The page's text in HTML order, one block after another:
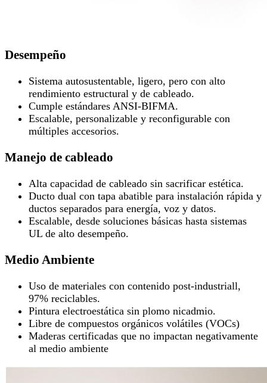
Desempeño
Sistema autosustentable, ligero, pero con alto
rendimiento estructural y de cableado.
Cumple estándares ANSI-BIFMA.
Escalable, personalizable y reconfigurable con
múltiples accesorios.
Manejo de cableado
Alta capacidad de cableado sin sacrificar estética.
Ducto dual con tapa abatible para instalación rápida y
ductos separados para energía, voz y datos.
Escalable, desde soluciones básicas hasta sistemas
UL de alto desempeño.
Medio Ambiente
Uso de materiales con contenido post-industriall,
97% reciclables.
Pintura electroestática sin plomo nicadmio.
Libre de compuestos orgánicos volátiles (VOCs)
Maderas certificadas que no impactan negativamente
al medio ambiente